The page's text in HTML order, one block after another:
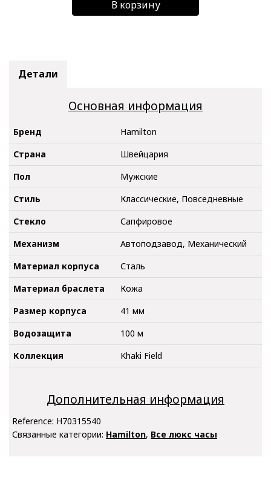
В корзину
Детали
Основная информация
Бренд
Hamilton
Страна
Швейцария
Пол
Мужские
Стиль
Классические, Повседневные
Стекло
Сапфировое
Механизм
Автоподзавод, Механический
Материал корпуса
Сталь
Материал браслета
Кожа
Размер корпуса
41 мм
Водозащита
100 м
Коллекция
Khaki Field
Дополнительная информация
Reference: H70315540
Связанные категории: Hamilton, Все люкс часы